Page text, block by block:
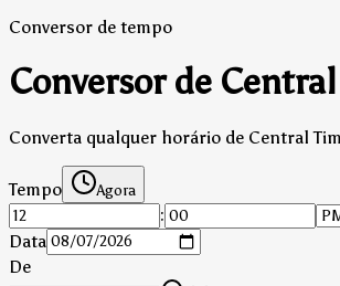
Conversor de tempo
Conversor de
Converta qualquer horário de Central
Tempo Agora
:
Data
De